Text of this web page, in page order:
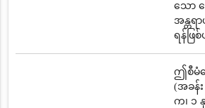
သော ဆ
အန္တရ
ရန်ဖြ
ဤစီမံ
(အခန်း
က၊ ၁